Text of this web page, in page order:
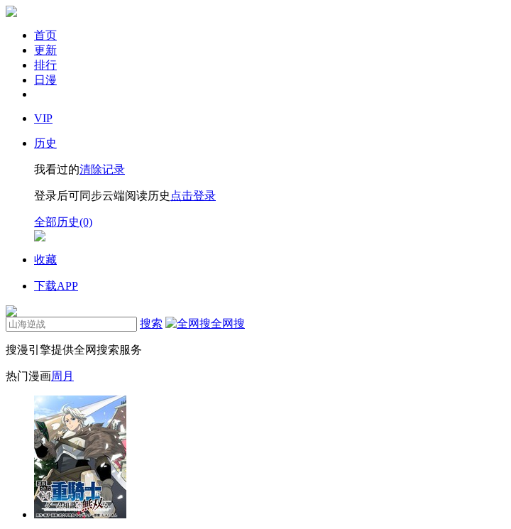
首页
更新
排行
日漫
VIP
历史
我看过的清除记录
登录后可同步云端阅读历史 点击登录
全部历史(0)
收藏
下载APP
搜索 全网搜
搜漫引擎提供全网搜索服务
热门漫画周 月